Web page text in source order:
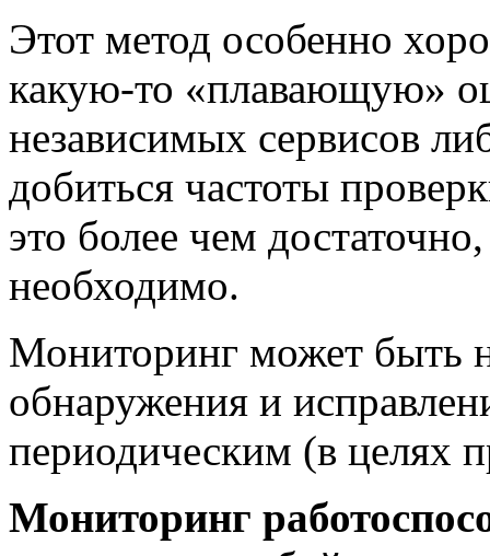
Этот метод особенно
какую-то «плавающую»
независимых сервисов
добиться частоты
это более чем
необходимо.
Мониторинг может быть
обнаружения и
периодическим (в целях
Мониторинг